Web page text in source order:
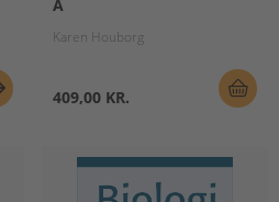
A
Karen Houborg
409,00 KR.